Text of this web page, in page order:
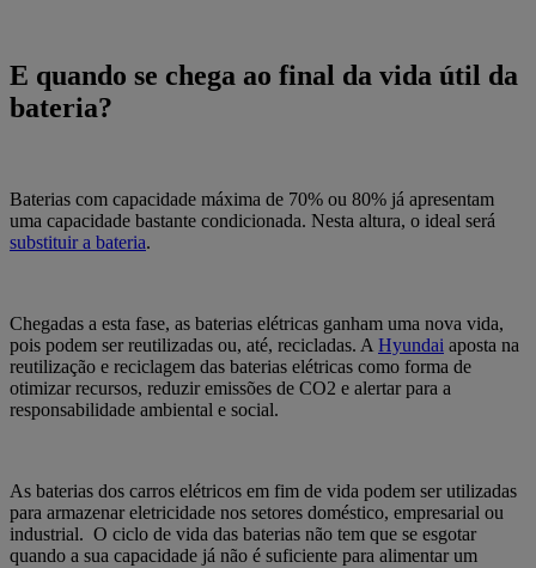
E quando se chega ao final da vida útil da
bateria?
Baterias com capacidade máxima de 70% ou 80% já apresentam
uma capacidade bastante condicionada. Nesta altura, o ideal será
substituir a bateria.
Chegadas a esta fase, as baterias elétricas ganham uma nova vida,
pois podem ser reutilizadas ou, até, recicladas. A Hyundai aposta na
reutilização e reciclagem das baterias elétricas como forma de
otimizar recursos, reduzir emissões de CO2 e alertar para a
responsabilidade ambiental e social.
As baterias dos carros elétricos em fim de vida podem ser utilizadas
para armazenar eletricidade nos setores doméstico, empresarial ou
industrial. O ciclo de vida das baterias não tem que se esgotar
quando a sua capacidade já não é suficiente para alimentar um